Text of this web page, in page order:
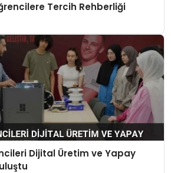
Tercih Rehberliği
Dijital Üretim ve Yapay